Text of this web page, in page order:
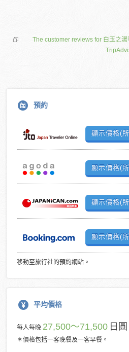
The customer reviews for 白玉之
預約
顯示價格(
顯示價格(
顯示價格(
顯示價格(
移動至旅行社的預約網站。
平均價格
每人每晚 27,500～71,500 日圓
＊價格包括一客晚餐及一客早餐。